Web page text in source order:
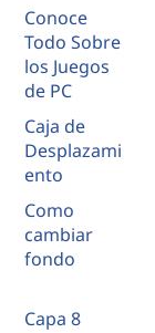
Conoce
Todo Sobre
los Juegos
de PC
Caja de
Desplazami
ento
Como
cambiar
fondo
Capa 8